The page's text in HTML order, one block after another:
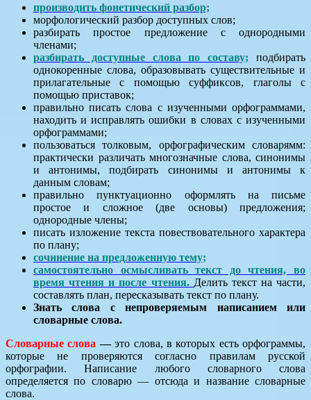
производить фонетический разбор;
морфологический разбор доступных слов;
разбирать простое предложение с однородными
членами;
разбирать доступные слова по составу; подбирать
однокоренные слова, образовывать существительные и
прилагательные с помощью суффиксов, глаголы с
помощью приставок;
правильно писать слова с изученными орфограммами,
находить и исправлять ошибки в словах с изученными
орфограммами;
пользоваться толковым, орфографическим словарямм:
практически различать многозначные слова, синонимы
и антонимы, подбирать синонимы и антонимы к
данным словам;
правильно пунктуационно оформлять на письме
простое и сложное (две основы) предложения;
однородные члены;
писать изложение текста повествовательного характера
по плану;
сочинение на предложенную тему;
самостоятельно осмысливать текст до чтения, во
время чтения и после чтения. Делить текст на части,
составлять план, пересказывать текст по плану.
Знать слова с непроверяемым написанием или
словарные слова.
Словарные слова —это слова, в которых есть орфограммы,
которые не проверяются согласно правилам русской
орфографии. Написание любого словарного слова
определяется по словарю — отсюда и название словарные
слова.